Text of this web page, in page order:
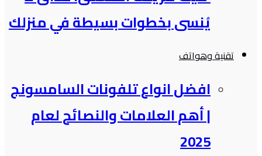
يُنسى بخطوات بسيطة في منزلك
تقنية وهواتف
افضل انواع تلفونات السامسونج​
| أهم العلامات والنصائح لعام
2025